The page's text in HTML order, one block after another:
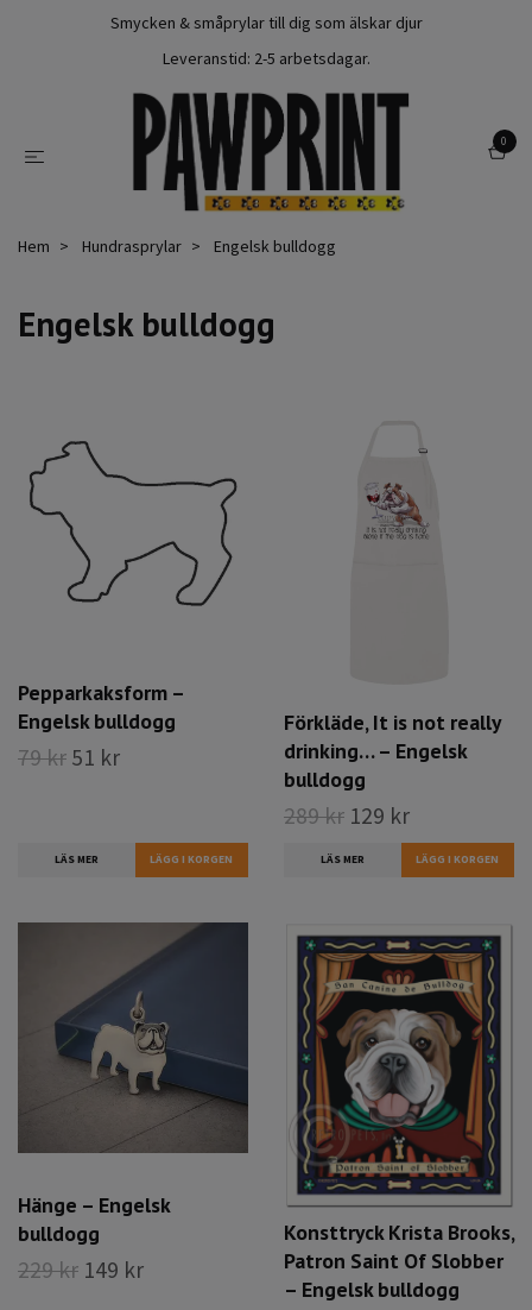
Smycken & småprylar till dig som älskar djur
Leveranstid: 2-5 arbetsdagar.
0
Hem Hundrasprylar Engelsk bulldogg
Engelsk bulldogg
Pepparkaksform –
Engelsk bulldogg
79 kr 51 kr
LÄS MER
Förkläde, It is not really
drinking… – Engelsk
bulldogg
289 kr 129 kr
LÄS MER
Hänge – Engelsk
bulldogg
229 kr 149 kr
Konsttryck Krista Brooks,
Patron Saint Of Slobber
– Engelsk bulldogg